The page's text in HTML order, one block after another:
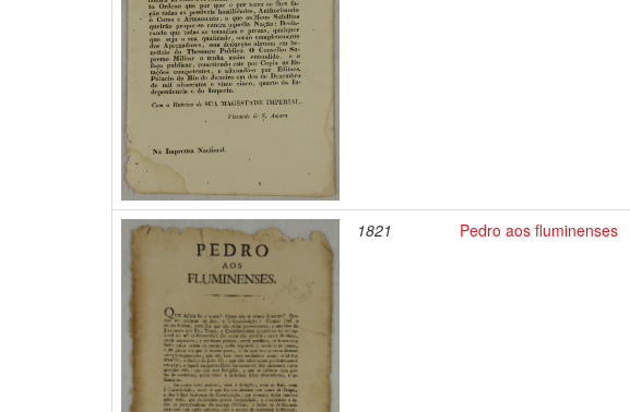
1821 Pedro aos fluminenses